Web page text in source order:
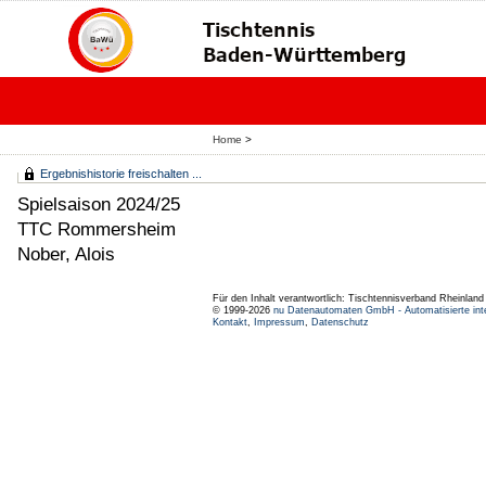
Home >
Ergebnishistorie freischalten ...
Spielsaison 2024/25
TTC Rommersheim
Nober, Alois
Für den Inhalt verantwortlich: Tischtennisverband Rheinland
© 1999-2026 nu Datenautomaten GmbH - Automatisierte
Kontakt, Impressum, Datenschutz